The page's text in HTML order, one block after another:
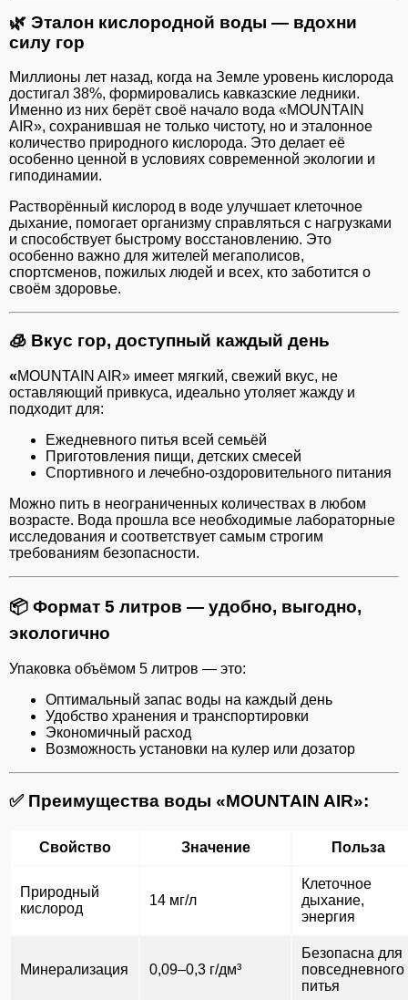
🌿 Эталон кислородной воды — вдохни
силу гор
Миллионы лет назад, когда на Земле уровень кислорода
достигал 38%, формировались кавказские ледники.
Именно из них берёт своё начало вода «MOUNTAIN
AIR», сохранившая не только чистоту, но и эталонное
количество природного кислорода. Это делает её
особенно ценной в условиях современной экологии и
гиподинамии.
Растворённый кислород в воде улучшает клеточное
дыхание, помогает организму справляться с нагрузками
и способствует быстрому восстановлению. Это
особенно важно для жителей мегаполисов,
спортсменов, пожилых людей и всех, кто заботится о
своём здоровье.
🧊 Вкус гор, доступный каждый день
«MOUNTAIN AIR» имеет мягкий, свежий вкус, не
оставляющий привкуса, идеально утоляет жажду и
подходит для:
Ежедневного питья всей семьёй
Приготовления пищи, детских смесей
Спортивного и лечебно-оздоровительного питания
Можно пить в неограниченных количествах в любом
возрасте. Вода прошла все необходимые лабораторные
исследования и соответствует самым строгим
требованиям безопасности.
📦 Формат 5 литров — удобно, выгодно,
экологично
Упаковка объёмом 5 литров — это:
Оптимальный запас воды на каждый день
Удобство хранения и транспортировки
Экономичный расход
Возможность установки на кулер или дозатор
✅ Преимущества воды «MOUNTAIN AIR»:
Свойство Значение Польза
Природный
кислород
14 мг/л
Клеточное
дыхание,
энергия
Минерализация 0,09–0,3 г/дм³
Безопасна для
повседневного
питья